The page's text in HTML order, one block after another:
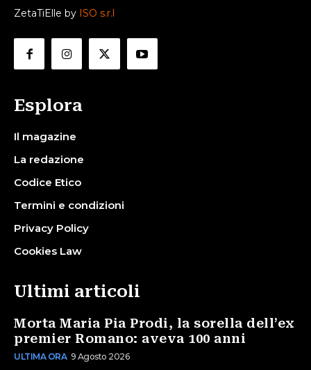
ZetaTiElle by ISO s.r.l
Esplora
Il magazine
La redazione
Codice Etico
Termini e condizioni
Privacy Policy
Cookies Law
Ultimi articoli
Morta Maria Pia Prodi, la sorella dell’ex
premier Romano: aveva 100 anni
ULTIMA ORA 9 Agosto 2026